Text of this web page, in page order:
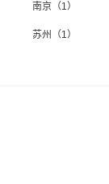
行“三贴”服务于
，全心全意为
过全公司工作
创立十几年以
险控制水平较
南京（1）
苏州（1）